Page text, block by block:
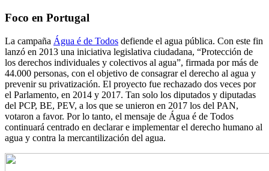
Foco en Portugal
La campaña Água é de Todos defiende el agua pública. Con este fin
lanzó en 2013 una iniciativa legislativa ciudadana, “Protección de
los derechos individuales y colectivos al agua”, firmada por más de
44.000 personas, con el objetivo de consagrar el derecho al agua y
prevenir su privatización. El proyecto fue rechazado dos veces por
el Parlamento, en 2014 y 2017. Tan solo los diputados y diputadas
del PCP, BE, PEV, a los que se unieron en 2017 los del PAN,
votaron a favor. Por lo tanto, el mensaje de Água é de Todos
continuará centrado en declarar e implementar el derecho humano al
agua y contra la mercantilización del agua.